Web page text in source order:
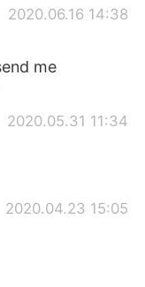
2020.06.16 14:38
me
2020.05.31 11:34
2020.04.23 15:05